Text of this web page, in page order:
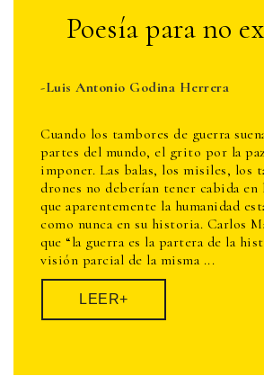
Poesía para no
-Luis Antonio Godina Herrera
Cuando los tambores de guerra
partes del mundo, el grito por la
imponer. Las balas, los misiles, los
drones no deberían tener cabida en
que aparentemente la humanidad
como nunca en su historia. Carlos
que “la guerra es la partera de la
visión parcial de la misma ...
LEER+